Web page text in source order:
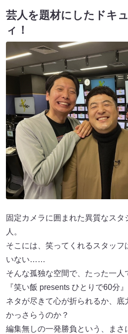
芸人を題材にしたドキ
ィ！
固定カメラに囲まれた異質なスタ
人。
そこには、笑ってくれるスタッフ
いない……
そんな孤独な空間で、たった一人
『笑い飯 presents ひとりで60分』
ネタが尽きて心が折られるか、底
かっさらうのか？
編集無しの一発勝負という、まさ